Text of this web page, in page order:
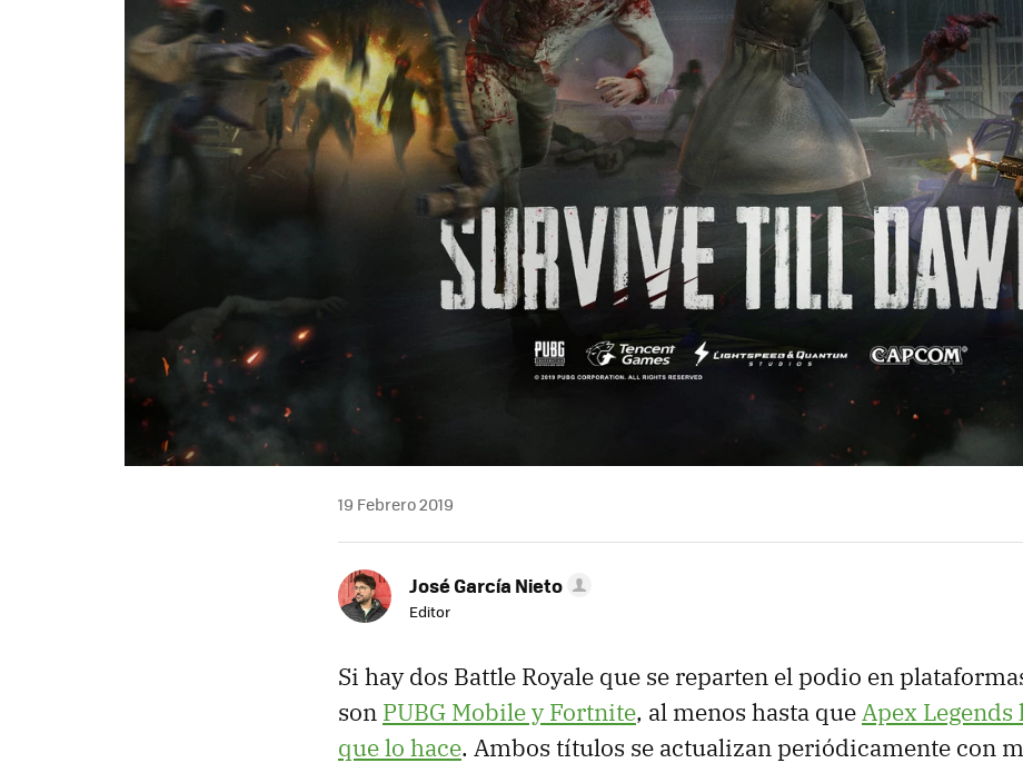
19 Febrero 2019
José García Nieto
Editor
Si hay dos Battle Royale que se reparten el podio en
son PUBG Mobile y Fortnite, al menos hasta queApex Legends
que lo hace. Ambos títulos se actualizan periódicamente con